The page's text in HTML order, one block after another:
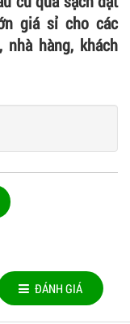
giá sỉ cho các
nhà hàng, khách
ĐÁNH GIÁ